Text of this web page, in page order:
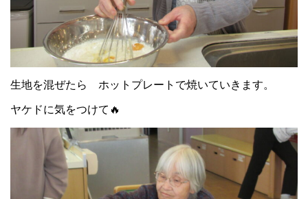
生地を混ぜたら ホットプレートで焼いていきます。
ヤケドに気をつけて🔥